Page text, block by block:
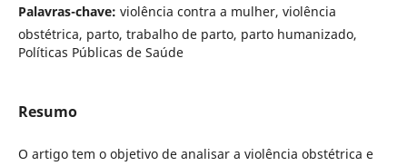
Palavras-chave: violência contra a mulher, violência
obstétrica, parto, trabalho de parto, parto humanizado,
Políticas Públicas de Saúde
Resumo
O artigo tem o objetivo de analisar a violência obstétrica e